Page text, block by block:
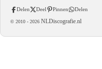
Delen Deel Pinnen Delen
© 2010 - 2026 NLDiscografie.nl